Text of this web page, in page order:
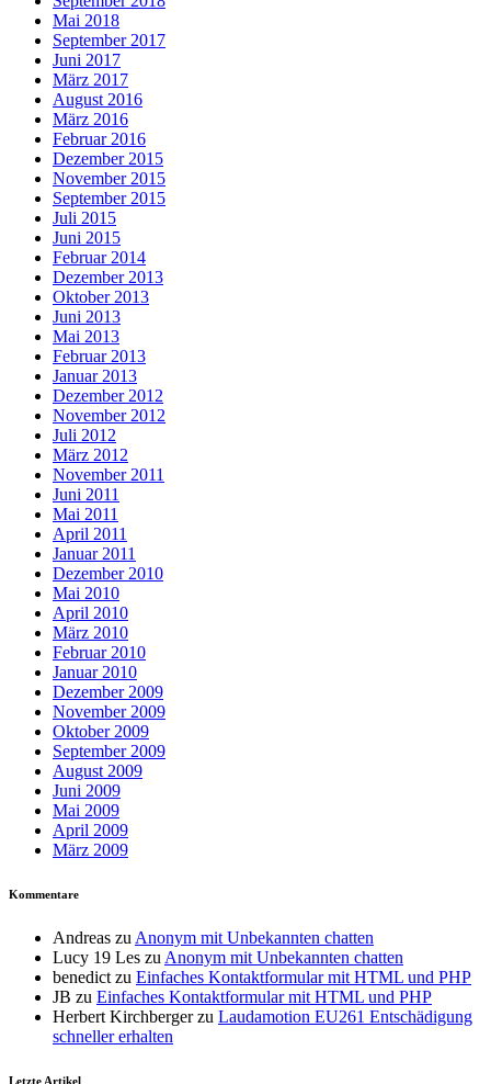
Mai 2018
September 2017
Juni 2017
März 2017
August 2016
März 2016
Februar 2016
Dezember 2015
November 2015
September 2015
Juli 2015
Juni 2015
Februar 2014
Dezember 2013
Oktober 2013
Juni 2013
Mai 2013
Februar 2013
Januar 2013
Dezember 2012
November 2012
Juli 2012
März 2012
November 2011
Juni 2011
Mai 2011
April 2011
Januar 2011
Dezember 2010
Mai 2010
April 2010
März 2010
Februar 2010
Januar 2010
Dezember 2009
November 2009
Oktober 2009
September 2009
August 2009
Juni 2009
Mai 2009
April 2009
März 2009
Kommentare
Andreas zu Anonym mit Unbekannten chatten
Lucy 19 Les zu Anonym mit Unbekannten chatten
benedict zu Einfaches Kontaktformular mit HTML und PHP
JB zu Einfaches Kontaktformular mit HTML und PHP
Herbert Kirchbergerzu Laudamotion EU261 Entschädigung
schneller erhalten
Letzte Artikel